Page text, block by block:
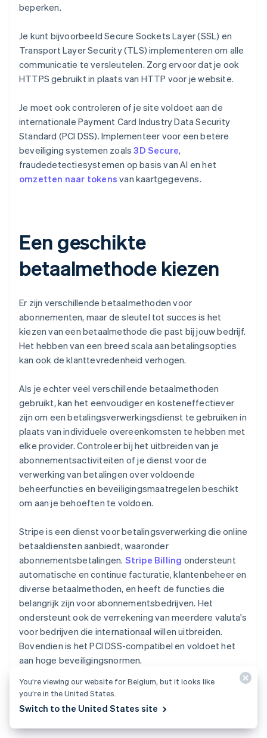
beperken.
Je kunt bijvoorbeeld Secure Sockets Layer (SSL) en
Transport Layer Security (TLS) implementeren om alle
communicatie te versleutelen. Zorg ervoor dat je ook
HTTPS gebruikt in plaats van HTTP voor je website.
Je moet ook controleren of je site voldoet aan de
internationale Payment Card Industry Data Security
Standard (PCI DSS). Implementeer voor een betere
beveiliging systemen zoals3D Secure,
fraudedetectiesystemen op basis van AI en het
omzetten naar tokens van kaartgegevens.
Een geschikte
betaalmethode kiezen
Er zijn verschillende betaalmethoden voor
abonnementen, maar de sleutel tot succes is het
kiezen van een betaalmethode die past bij jouw bedrijf.
Het hebben van een breed scala aan betalingsopties
kan ook de klanttevredenheid verhogen.
Als je echter veel verschillende betaalmethoden
gebruikt, kan het eenvoudiger en kosteneffectiever
zijn om een betalingsverwerkingsdienst te gebruiken in
plaats van individuele overeenkomsten te hebben met
elke provider. Controleer bij het uitbreiden van je
abonnementsactiviteiten of je dienst voor de
verwerking van betalingen over voldoende
beheerfuncties en beveiligingsmaatregelen beschikt
om aan je behoeften te voldoen.
Stripe is een dienst voor betalingsverwerking die online
betaaldiensten aanbiedt, waaronder
abonnementsbetalingen. Stripe Billing ondersteunt
automatische en continue facturatie, klantenbeheer en
diverse betaalmethoden, en heeft de functies die
belangrijk zijn voor abonnementsbedrijven. Het
ondersteunt ook de verrekening van meerdere valuta's
voor bedrijven die internationaal willen uitbreiden.
Bovendien is het PCI DSS-compatibel en voldoet het
aan hoge beveiligingsnormen.
Overweeg Stripe om je te ondersteunen bij het
uitbreiden van je abonnementsactiviteiten.
Australië
You’re viewing our website for Belgium, but it looks like
you’re in the United States.
Switch to the United States site